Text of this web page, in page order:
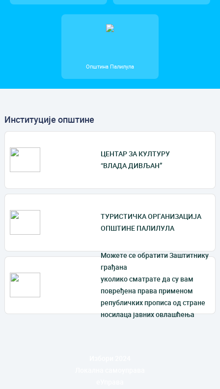
Општина Палилула
Институције општине
ЦЕНТАР ЗА КУЛТУРУ
“ВЛАДА ДИВЉАН”
ТУРИСТИЧКА ОРГАНИЗАЦИЈА
ОПШТИНЕ ПАЛИЛУЛА
Mожете се обратити Заштитнику
грађана
уколико сматрате да су вам
повређена права применом
републичких прописа од стране
носилаца јавних овлашћења